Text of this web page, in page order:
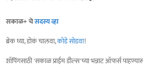
सकाळ+ चेसदस्य व्हा
ब्रेक घ्या, डोकं चालवा,कोडे सोडवा!
शॉपिंगसाठी 'सकाळ प्राईम डील्स'च्या भन्नाट ऑफर्स